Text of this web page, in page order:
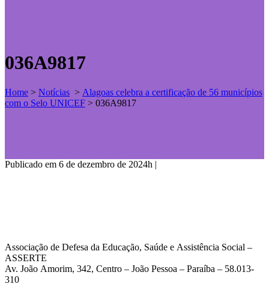
036A9817
Home > Notícias > Alagoas celebra a certificação de 56 municípios
com o Selo UNICEF > 036A9817
Publicado em 6 de dezembro de 2024h |
Associação de Defesa da Educação, Saúde e Assistência Social –
ASSERTE
Av. João Amorim, 342, Centro – João Pessoa – Paraíba – 58.013-
310